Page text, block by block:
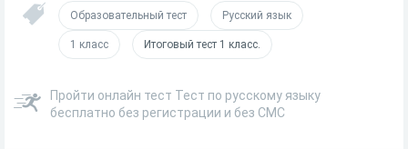
Образовательный тест Русский язык
1 класс Итоговый тест 1 класс.
Пройти онлайн тест Тест по русскому языку
бесплатно без регистрации и без СМС